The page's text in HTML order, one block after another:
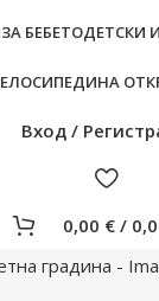
ЗА БЕБЕТОДЕТСКИ
НА
Вход /
0,00 € /